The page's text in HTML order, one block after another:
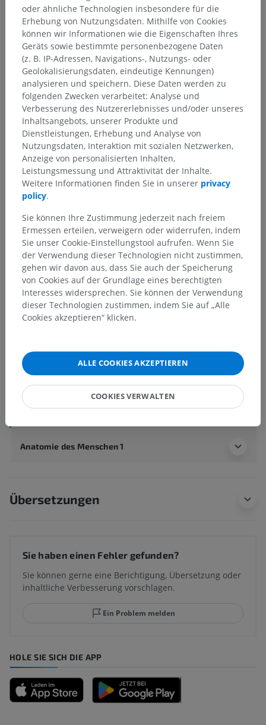
Anatomische Hierarchie
Anatomie des Menschen 2
Menschlicher Körper> Integrierende Systeme>
Herz-Kreislauf-System> Systemische Venen
Linke Oberarm-Kopf-Vene>
Linke obere Zwischenrippenvene
Darunterliegende Strukturen:
Obere linke hintere Zwischenrippenvenen
Anatomie des Menschen 1
Übersetzungen
Sie haben einen Fehler gefunden?
Sie können gerne eine Berichtigung, Übersetzung oder
inhaltliche Verbesserung vorschlagen.
Ein Problem melden
HOLE SIE SICH DIE APP
oder ähnliche Technologien insbesondere für die
Erhebung von Nutzungsdaten. Mithilfe von Cookies
können wir Informationen wie die Eigenschaften Ihres
Geräts sowie bestimmte personenbezogene Daten
(z. B. IP-Adressen, Navigations-, Nutzungs- oder
Geolokalisierungsdaten, eindeutige Kennungen)
analysieren und speichern. Diese Daten werden zu
folgenden Zwecken verarbeitet: Analyse und
Verbesserung des Nutzererlebnisses und/oder unseres
Inhaltsangebots, unserer Produkte und
Dienstleistungen, Erhebung und Analyse von
Nutzungsdaten, Interaktion mit sozialen Netzwerken,
Anzeige von personalisierten Inhalten,
Leistungsmessung und Attraktivität der Inhalte.
Weitere Informationen finden Sie in unserer privacy
policy.
Sie können Ihre Zustimmung jederzeit nach freiem
Ermessen erteilen, verweigern oder widerrufen, indem
Sie unser Cookie-Einstellungstool aufrufen. Wenn Sie
der Verwendung dieser Technologien nicht zustimmen,
gehen wir davon aus, dass Sie auch der Speicherung
von Cookies auf der Grundlage eines berechtigten
Interesses widersprechen. Sie können der Verwendung
dieser Technologien zustimmen, indem Sie auf „Alle
Cookies akzeptieren“ klicken.
ALLE COOKIES AKZEPTIEREN
COOKIES VERWALTEN